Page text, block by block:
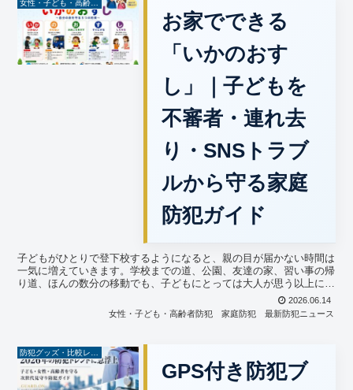
女性・子ども・高齢者防犯
お家でできる
「いかのおす
し」｜子どもを
不審者・連れ去
り・SNSトラブ
ルから守る家庭
防犯ガイド
子どもがひとりで登下校するようになると、親の目が届かない時間は
一気に増えていきます。学校までの道、公園、友達の家、習い事の帰
り道、ほんの数分の移動でも、子どもにとっては大人が思う以上に判
断の連続です。「知らない人について行ってはいけない」と...2026.06.14
女性・子ども・高齢者防犯
家庭防犯 最新防犯ニュース
GPS付き防犯ブ